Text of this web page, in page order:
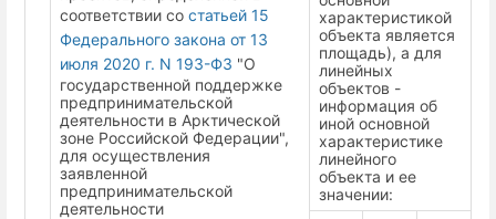
соответствии со статьей 15
Федерального закона от 13
июля 2020 г. N 193-ФЗ "О
государственной поддержке
предпринимательской
деятельности в Арктической
зоне Российской Федерации",
для осуществления
заявленной
предпринимательской
деятельности
характеристикой
объекта является
площадь), а для
линейных
объектов -
информация об
иной основной
характеристике
линейного
объекта и ее
значении: